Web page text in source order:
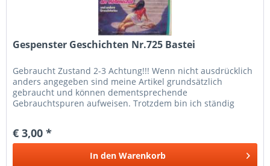
Gespenster Geschichten Nr.725 Bastei
Gebraucht Zustand 2-3 Achtung!!! Wenn nicht ausdrücklich
anders angegeben sind meine Artikel grundsätzlich
gebraucht und können dementsprechende
Gebrauchtspuren aufweisen. Trotzdem bin ich ständig
€ 3,00 *
In den Warenkorb